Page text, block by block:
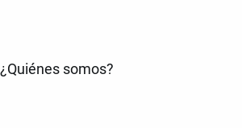
¿Quiénes somos?